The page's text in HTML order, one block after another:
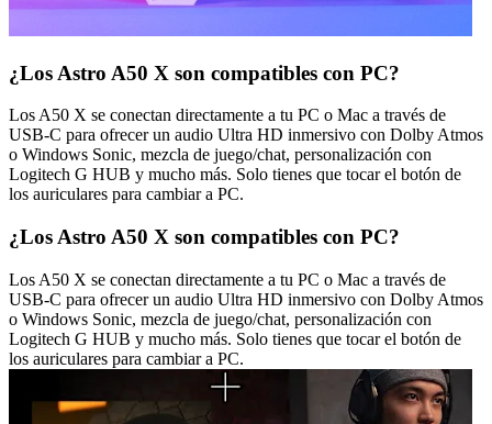
¿Los Astro A50 X son compatibles con PC?
Los A50 X se conectan directamente a tu PC o Mac a través de
USB-C para ofrecer un audio Ultra HD inmersivo con Dolby Atmos
o Windows Sonic, mezcla de juego/chat, personalización con
Logitech G HUB y mucho más. Solo tienes que tocar el botón de
los auriculares para cambiar a PC.
¿Los Astro A50 X son compatibles con PC?
Los A50 X se conectan directamente a tu PC o Mac a través de
USB-C para ofrecer un audio Ultra HD inmersivo con Dolby Atmos
o Windows Sonic, mezcla de juego/chat, personalización con
Logitech G HUB y mucho más. Solo tienes que tocar el botón de
los auriculares para cambiar a PC.